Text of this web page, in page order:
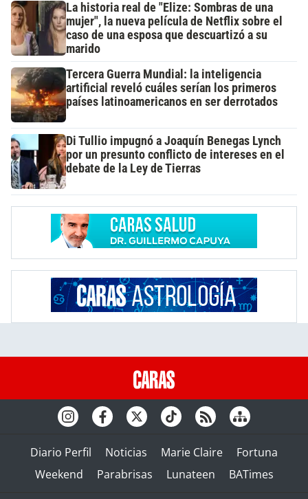
La historia real de "Elize: Sombras de una
mujer", la nueva película de Netflix sobre el
caso de una esposa que descuartizó a su
marido
Tercera Guerra Mundial: la inteligencia
artificial reveló cuáles serían los primeros
países latinoamericanos en ser derrotados
Di Tullio impugnó a Joaquín Benegas Lynch
por un presunto conflicto de intereses en el
debate de la Ley de Tierras
Diario Perfil Noticias Marie Claire
Fortuna
Weekend
Parabrisas Lunateen BATimes